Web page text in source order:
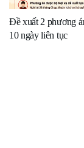
Đề xuất 2 phương
10 ngày liên tục